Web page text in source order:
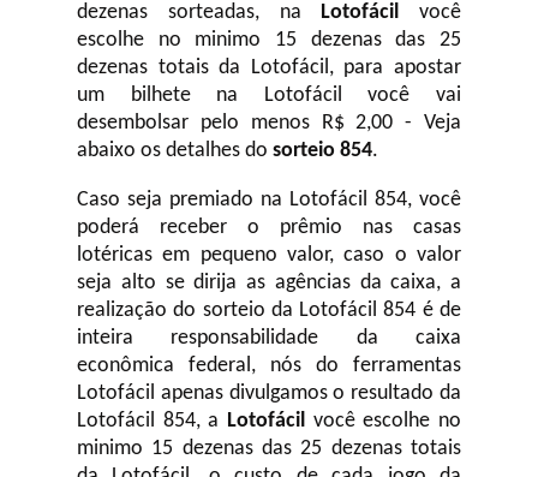
dezenas sorteadas, na Lotofácil você
escolhe no minimo 15 dezenas das 25
dezenas totais da Lotofácil, para apostar
um bilhete na Lotofácil você vai
desembolsar pelo menos R$ 2,00 - Veja
abaixo os detalhes do sorteio 854.
Caso seja premiado na Lotofácil 854, você
poderá receber o prêmio nas casas
lotéricas em pequeno valor, caso o valor
seja alto se dirija as agências da caixa, a
realização do sorteio da Lotofácil 854 é de
inteira responsabilidade da caixa
econômica federal, nós do ferramentas
Lotofácil apenas divulgamos o resultado da
Lotofácil 854, a Lotofácil você escolhe no
minimo 15 dezenas das 25 dezenas totais